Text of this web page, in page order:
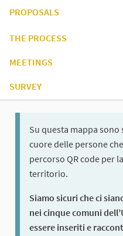
PROPOSALS
THE PROCESS
MEETINGS
SURVEY
Su questa mappa
cuore delle persone
percorso QR code per
territorio.
Siamo sicuri che ci
nei cinque comuni
essere inseriti e